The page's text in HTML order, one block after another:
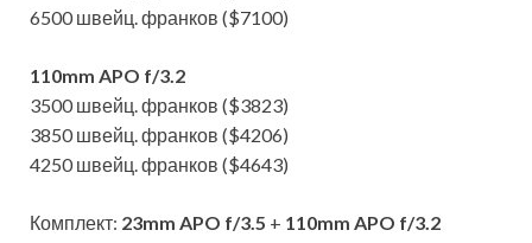
6500 швейц. франков ($7100)
110mm APO f/3.2
3500 швейц. франков ($3823)
3850 швейц. франков ($4206)
4250 швейц. франков ($4643)
Комплект: 23mm APO f/3.5 + 110mm APO f/3.2